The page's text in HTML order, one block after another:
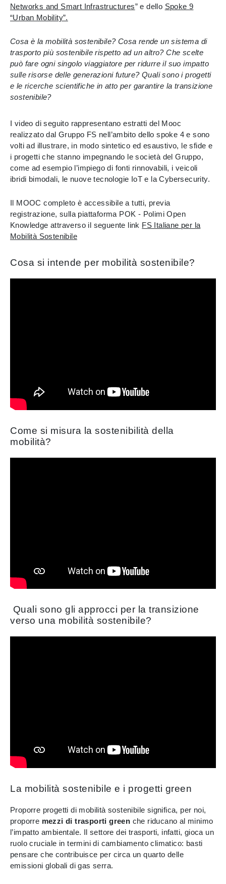
Networks and Smart Infrastructures” e dello Spoke 9
“Urban Mobility”.
Cosa è la mobilità sostenibile? Cosa rende un sistema di
trasporto più sostenibile rispetto ad un altro? Che scelte
può fare ogni singolo viaggiatore per ridurre il suo impatto
sulle risorse delle generazioni future? Quali sono i progetti
e le ricerche scientifiche in atto per garantire la transizione
sostenibile?
I video di seguito rappresentano estratti del Mooc
realizzato dal Gruppo FS nell’ambito dello spoke 4 e sono
volti ad illustrare, in modo sintetico ed esaustivo, le sfide e
i progetti che stanno impegnando le società del Gruppo,
come ad esempio l’impiego di fonti rinnovabili, i veicoli
ibridi bimodali, le nuove tecnologie IoT e la Cybersecurity.
Il MOOC completo è accessibile a tutti, previa
registrazione, sulla piattaforma POK - Polimi Open
Knowledge attraverso il seguente link FS Italiane per la
Mobilità Sostenibile
Cosa si intende per mobilità sostenibile?
Come si misura la sostenibilità della
mobilità?
Quali sono gli approcci per la transizione
verso una mobilità sostenibile?
La mobilità sostenibile e i progetti green
Proporre progetti di mobilità sostenibile significa, per noi,
proporre mezzi di trasporti green che riducano al minimo
l’impatto ambientale. Il settore dei trasporti, infatti, gioca un
ruolo cruciale in termini di cambiamento climatico: basti
pensare che contribuisce per circa un quarto delle
emissioni globali di gas serra.